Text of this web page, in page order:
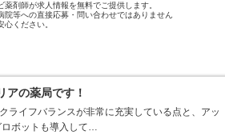
薬剤師が求人情報を無料でご提供します。
院等への直接応募・問い合わせではありません
心ください。
アの薬局です！
ライフバランスが非常に充実している点と、アッ
ロボットも導入して…